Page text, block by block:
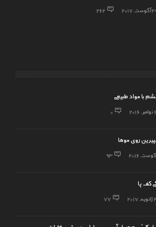
2017
262
با مواد طبیعی
0
روی موها
93
کف پا
77